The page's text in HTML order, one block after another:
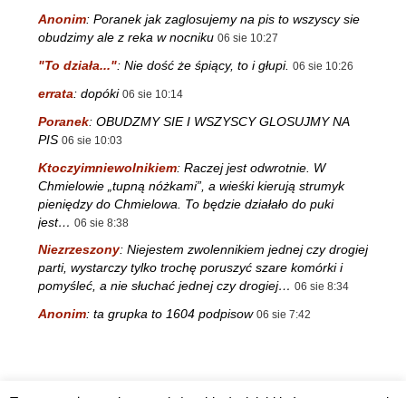
Anonim: Poranek jak zaglosujemy na pis to wszyscy sie
obudzimy ale z reka w nocniku 06 sie 10:27
"To działa...": Nie dość że śpiący, to i głupi. 06 sie 10:26
errata: dopóki 06 sie 10:14
Poranek: OBUDZMY SIE I WSZYSCY GLOSUJMY NA
PIS 06 sie 10:03
Ktoczyimniewolnikiem: Raczej jest odwrotnie. W
Chmielowie „tupną nóżkami”, a wieśki kierują strumyk
pieniędzy do Chmielowa. To będzie działało do puki
jest… 06 sie 8:38
Niezrzeszony: Niejestem zwolennikiem jednej czy drogiej
parti, wystarczy tylko trochę poruszyć szare komórki i
pomyśleć, a nie słuchać jednej czy drogiej… 06 sie 8:34
Anonim: ta grupka to 1604 podpisow 06 sie 7:42